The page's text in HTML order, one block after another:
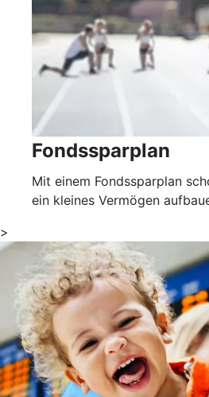
Fondssparplan
Mit einem Fondssparplan
ein kleines Vermögen
>